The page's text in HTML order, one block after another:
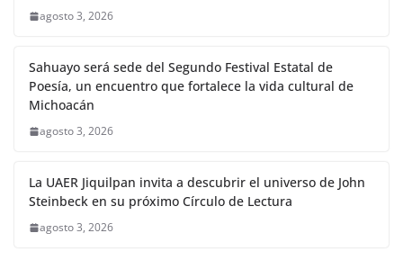
agosto 3, 2026
Sahuayo será sede del Segundo Festival Estatal de
Poesía, un encuentro que fortalece la vida cultural de
Michoacán
agosto 3, 2026
La UAER Jiquilpan invita a descubrir el universo de John
Steinbeck en su próximo Círculo de Lectura
agosto 3, 2026